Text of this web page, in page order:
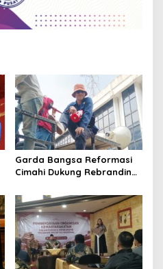
Garda Bangsa Reformasi
Cimahi Dukung Rebranding
Harus Diikuti Reformasi
Pelayanan